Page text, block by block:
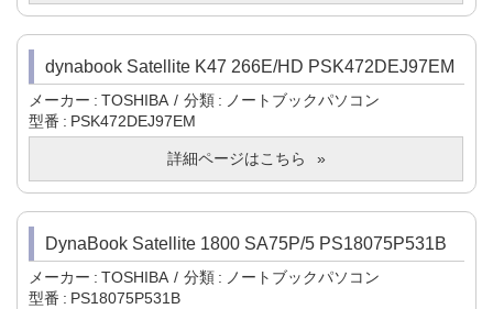
dynabook Satellite K47 266E/HD PSK472DEJ97EM
メーカー TOSHIBA 分類
ノートブックパソコン
型番
PSK472DEJ97EM
詳細ページはこちら
DynaBook Satellite 1800 SA75P/5 PS18075P531B
メーカー TOSHIBA 分類
ノートブックパソコン
型番
PS18075P531B